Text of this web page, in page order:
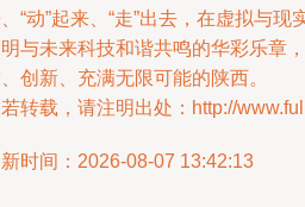
“动”起来、“走”出去，在虚拟与
与未来科技和谐共鸣的华彩乐章
创新、充满无限可能的陕西。
转载，请注明出处：http://
时间：2026-08-07 13:42:13